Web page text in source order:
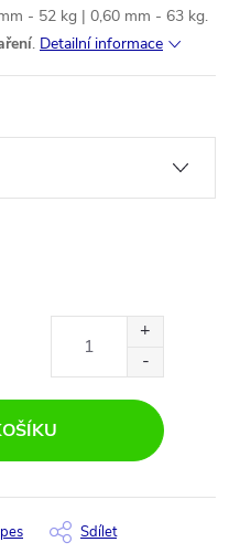
- 52 kg | 0,60 mm - 63 kg.
. Detailní informace
Sdílet